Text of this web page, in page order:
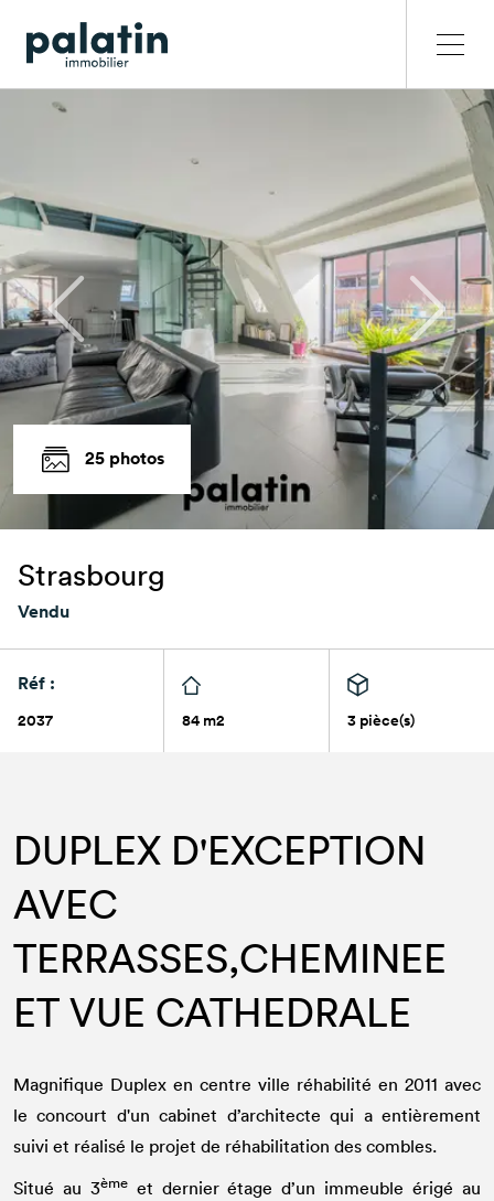
25 photos
Strasbourg
Vendu
Réf :
2037 84 m2 3 pièce(s)
DUPLEX D'EXCEPTION
AVEC
TERRASSES,CHEMINEE
ET VUE CATHEDRALE
Magnifique Duplex en centre ville réhabilité en 2011 avec
le concourt d'un cabinet d’architecte qui a entièrement
suivi et réalisé le projet de réhabilitation des combles.
Situé au 3èmeet dernier étage d’un immeuble érigé au